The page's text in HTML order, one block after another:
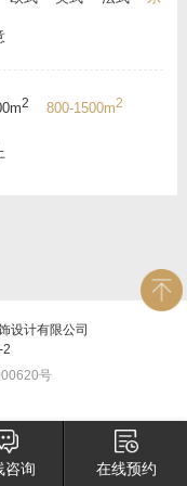
2 800-1500m2
设计有限公司
2
号
咨询 在线预约